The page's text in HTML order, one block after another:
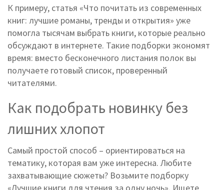
К примеру, статья «Что почитать из современных
книг: лучшие романы, тренды и открытия» уже
помогла тысячам выбрать книги, которые реально
обсуждают в интернете. Такие подборки экономят
время: вместо бесконечного листания полок вы
получаете готовый список, проверенный
читателями.
Как подобрать новинку без
лишних хлопот
Самый простой способ – ориентироваться на
тематику, которая вам уже интересна. Любите
захватывающие сюжеты? Возьмите подборку